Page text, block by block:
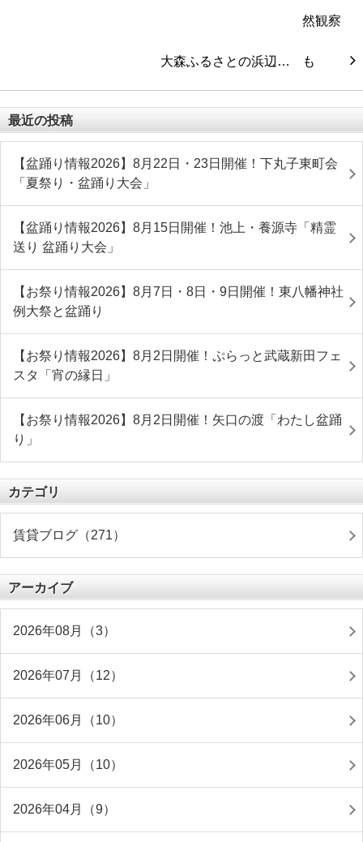
大森ふるさとの浜辺…
最近の投稿
【盆踊り情報2026】8月22日・23日開催！下丸子東町会
「夏祭り・盆踊り大会」
【盆踊り情報2026】8月15日開催！池上・養源寺「精霊
送り 盆踊り大会」
【お祭り情報2026】8月7日・8日・9日開催！東八幡神社
例大祭と盆踊り
【お祭り情報2026】8月2日開催！ぷらっと武蔵新田フェ
スタ「宵の縁日」
【お祭り情報2026】8月2日開催！矢口の渡「わたし盆踊
り」
カテゴリ
賃貸ブログ（271）
アーカイブ
2026年08月（3）
2026年07月（12）
2026年06月（10）
2026年05月（10）
2026年04月（9）